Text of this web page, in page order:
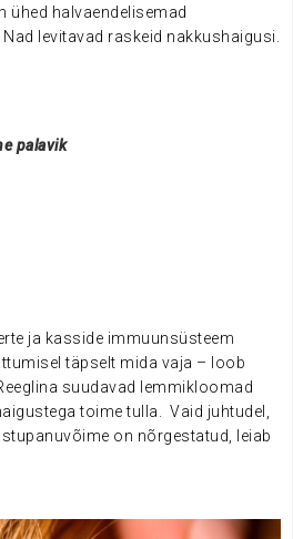
ühed halvaendelisemad
levitavad raskeid nakkushaigusi.
palavik
ja kasside immuunsüsteem
täpselt mida vaja – loob
suudavad lemmikloomad
toime tulla. Vaid juhtudel,
on nõrgestatud, leiab